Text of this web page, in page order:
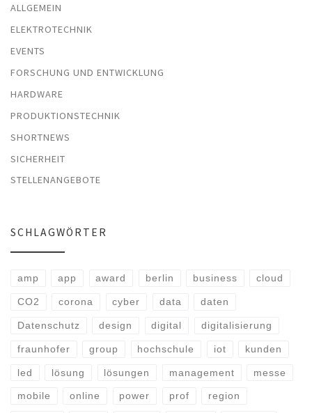
ALLGEMEIN
ELEKTROTECHNIK
EVENTS
FORSCHUNG UND ENTWICKLUNG
HARDWARE
PRODUKTIONSTECHNIK
SHORTNEWS
SICHERHEIT
STELLENANGEBOTE
SCHLAGWÖRTER
amp app award berlin business cloud
CO2 corona cyber data daten
Datenschutz design digital digitalisierung
fraunhofer group hochschule iot kunden
led lösung lösungen management messe
mobile online power prof region